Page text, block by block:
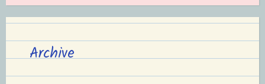
Archive